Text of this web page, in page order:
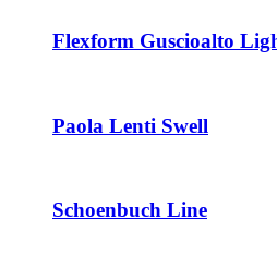
Flexform Guscioalto
Paola Lenti Swell
Schoenbuch Line